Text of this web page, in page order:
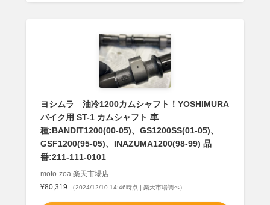
ヨシムラ 油冷1200カムシャフト！YOSHIMURA
バイク用 ST-1 カムシャフト 車
種:BANDIT1200(00-05)、GS1200SS(01-05)、
GSF1200(95-05)、INAZUMA1200(98-99) 品
番:211-111-0101
moto-zoa 楽天市場店
¥80,319
（2024/12/10 14:46時点 | 楽天市場調べ）